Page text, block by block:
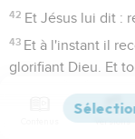
42 Et Jésus lui dit :
43 Et à l'instant il
glorifiant Dieu. Et
19
Versions